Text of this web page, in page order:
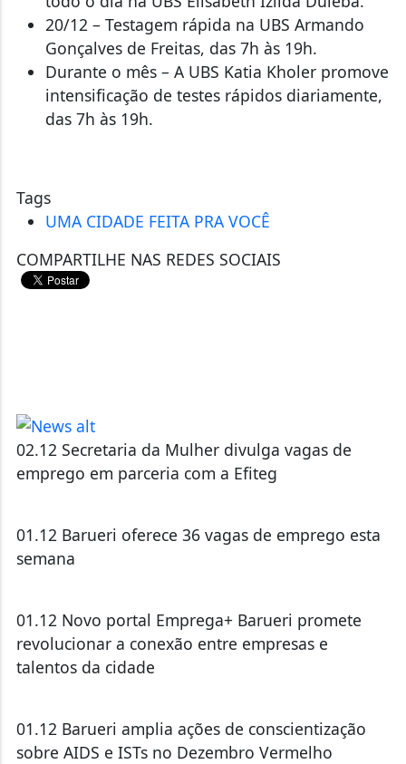
20/12 – Testagem rápida na UBS Armando
Gonçalves de Freitas, das 7h às 19h.
Durante o mês – A UBS Katia Kholer promove
intensificação de testes rápidos diariamente,
das 7h às 19h.
Tags
UMA CIDADE FEITA PRA VOCÊ
COMPARTILHE NAS REDES SOCIAIS
02.12 Secretaria da Mulher divulga vagas de
emprego em parceria com a Efiteg
01.12 Barueri oferece 36 vagas de emprego esta
semana
01.12 Novo portal Emprega+ Barueri promete
revolucionar a conexão entre empresas e
talentos da cidade
01.12 Barueri amplia ações de conscientização
sobre AIDS e ISTs no Dezembro Vermelho